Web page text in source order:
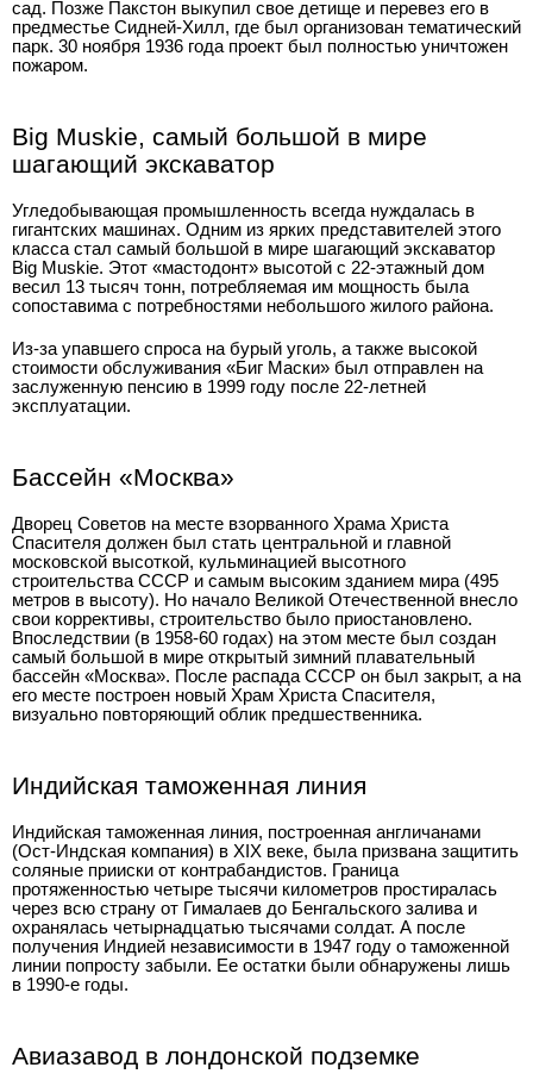
сад. Позже Пакстон выкупил свое детище и перевез его в
предместье Сидней-Хилл, где был организован тематический
парк. 30 ноября 1936 года проект был полностью уничтожен
пожаром.
Big Muskie, самый большой в мире
шагающий экскаватор
Угледобывающая промышленность всегда нуждалась в
гигантских машинах. Одним из ярких представителей этого
класса стал самый большой в мире шагающий экскаватор
Big Muskie. Этот «мастодонт» высотой с 22-этажный дом
весил 13 тысяч тонн, потребляемая им мощность была
сопоставима с потребностями небольшого жилого района.
Из-за упавшего спроса на бурый уголь, а также высокой
стоимости обслуживания «Биг Маски» был отправлен на
заслуженную пенсию в 1999 году после 22-летней
эксплуатации.
Бассейн «Москва»
Дворец Советов на месте взорванного Храма Христа
Спасителя должен был стать центральной и главной
московской высоткой, кульминацией высотного
строительства СССР и самым высоким зданием мира (495
метров в высоту). Но начало Великой Отечественной внесло
свои коррективы, строительство было приостановлено.
Впоследствии (в 1958-60 годах) на этом месте был создан
самый большой в мире открытый зимний плавательный
бассейн «Москва». После распада СССР он был закрыт, а на
его месте построен новый Храм Христа Спасителя,
визуально повторяющий облик предшественника.
Индийская таможенная линия
Индийская таможенная линия, построенная англичанами
(Ост-Индская компания) в XIX веке, была призвана защитить
соляные прииски от контрабандистов. Граница
протяженностью четыре тысячи километров простиралась
через всю страну от Гималаев до Бенгальского залива и
охранялась четырнадцатью тысячами солдат. А после
получения Индией независимости в 1947 году о таможенной
линии попросту забыли. Ее остатки были обнаружены лишь
в 1990-е годы.
Авиазавод в лондонской подземке